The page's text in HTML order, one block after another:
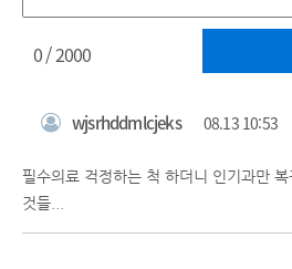
0/ 2000
wjsrhddmlcjeks 08.13 10:53
필수의료 걱정하는 척 하더니 인기과만
것들...